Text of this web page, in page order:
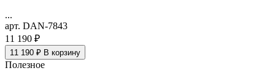
...
арт. DAN-7843
11 190 ₽
11 190 ₽ В корзину
Полезное